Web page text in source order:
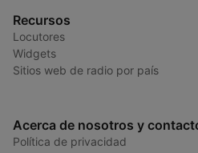
Recursos
Locutores
Widgets
Sitios web de radio por país
Acerca de nosotros y
Política de privacidad